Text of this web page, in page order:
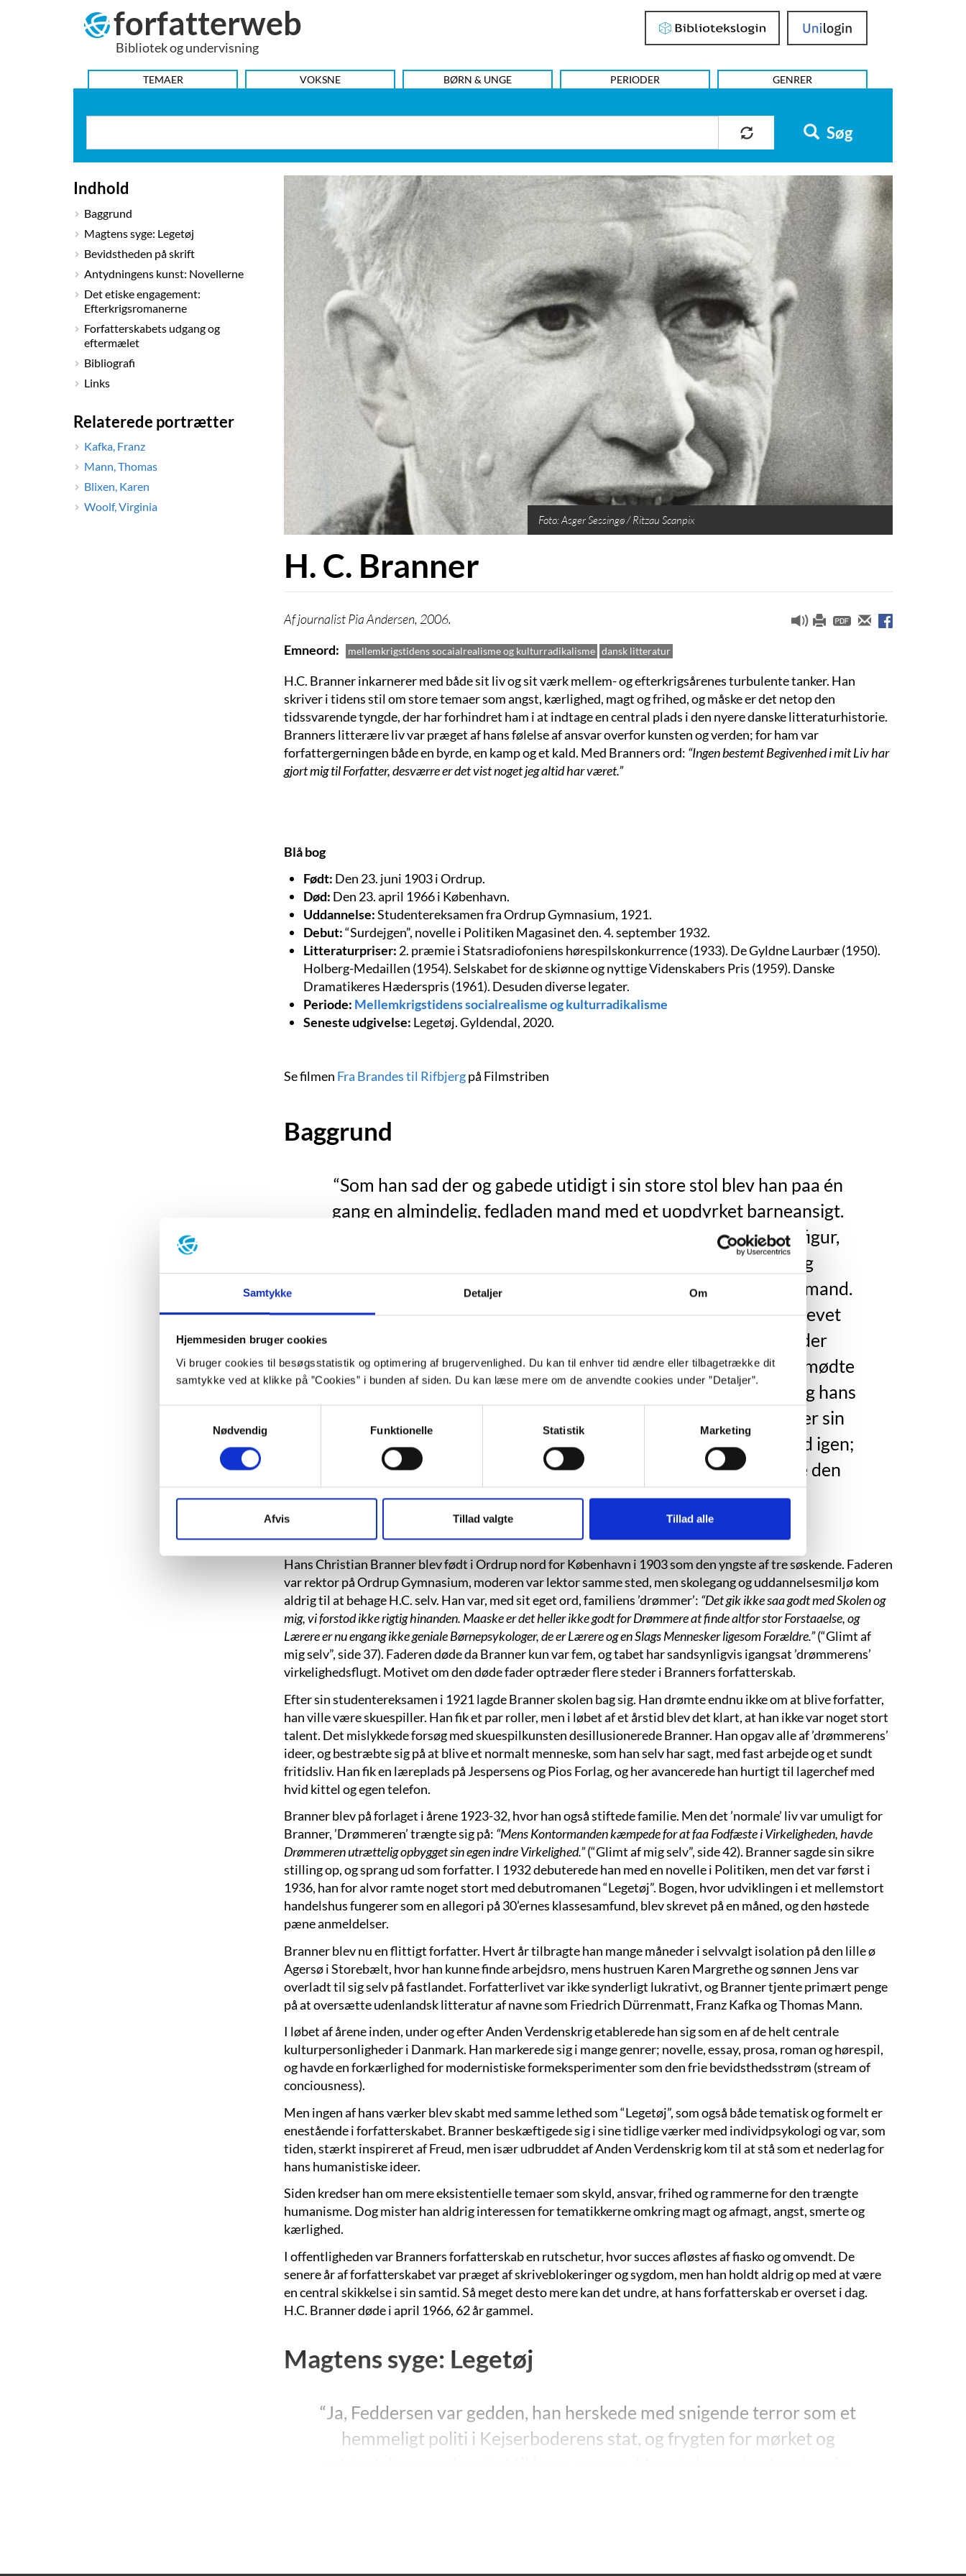
Samtykke Detaljer Om
Hjemmesiden bruger cookies
Vi bruger cookies til besøgsstatistik og optimering af brugervenlighed. Du kan til enhver tid ændre eller tilbagetrække dit
samtykke ved at klikke på ”Cookies” i bunden af siden. Du kan læse mere om de anvendte cookies under ”Detaljer”.
Nødvendig
Funktionelle Statistik Marketing
Afvis Tillad valgte Tillad alle
forfatterweb
Bibliotek og undervisning
Bibliotekslogin UniLogin
HOVEDMENU
TEMAER VOKSNE BØRN & UNGE PERIODER GENRER
Søg
Indhold
Baggrund
Magtens syge: Legetøj
Bevidstheden på skrift
Antydningens kunst: Novellerne
Det etiske engagement:
Efterkrigsromanerne
Forfatterskabets udgang og
eftermælet
Bibliografi
Links
Relaterede portrætter
Kafka, Franz
Mann, Thomas
Blixen, Karen
Woolf, Virginia
Foto: Asger Sessingø / Ritzau Scanpix
H. C. Branner
journalist Pia Andersen, 2006.
Emneord
mellemkrigstidens socaialrealisme og kulturradikalisme dansk litteratur
H.C. Branner inkarnerer med både sit liv og sit værk mellem- og efterkrigsårenes turbulente tanker. Han
skriver i tidens stil om store temaer som angst, kærlighed, magt og frihed, og måske er det netop den
tidssvarende tyngde, der har forhindret ham i at indtage en central plads i den nyere danske litteraturhistorie.
Branners litterære liv var præget af hans følelse af ansvar overfor kunsten og verden; for ham var
forfattergerningen både en byrde, en kamp og et kald. Med Branners ord: “Ingen bestemt Begivenhed i mit Liv har
gjort mig til Forfatter, desværre er det vist noget jeg altid har været.”
Blå bog
Født: Den 23. juni 1903 i Ordrup.
Død: Den 23. april 1966 i København.
Uddannelse:Studentereksamen fra Ordrup Gymnasium, 1921.
Debut:“Surdejgen”, novelle i Politiken Magasinet den. 4. september 1932.
Litteraturpriser: 2. præmie i Statsradiofoniens hørespilskonkurrence (1933). De Gyldne Laurbær (1950).
Holberg-Medaillen (1954). Selskabet for de skiønne og nyttige Videnskabers Pris (1959). Danske
Dramatikeres Hæderspris (1961). Desuden diverse legater.
Periode: Mellemkrigstidens socialrealisme og kulturradikalisme
Seneste udgivelse: Legetøj. Gyldendal, 2020.
Se filmen Fra Brandes til Rifbjergpå Filmstriben
Baggrund
“Som han sad der og gabede utidigt i sin store stol blev han paa én
gang en almindelig, fedladen mand med et uopdyrket barneansigt.
Hans tøj var syet af en god skrædder og gav ham en normal figur,
men inden under havde ogsaa hans krop noget barnligt og
tilbageblevent ved sig, urimelig glat og trind af en stor, voksen mand.
Maaske var den krop en fejl fra fødslen, og maaske var den blevet
saadan af alle slags tanker og indflydelser - i hvert fald var der
morgener, hvor Herman Kejser følte had til sin egen krop: den mødte
ham hvid og fremmed i spejlet som en genstridig formløshed, og hans
drømme om en fri og lykkelig udfoldelse havde den kvalt under sin
døde tynge. Men endnu var drømmen om magt og ærgerrighed igen;
den voksede sig tyk med kroppen, og Herman Kejser nærede den
med bøger om Napoleon.”
Hans Christian Branner blev født i Ordrup nord for København i 1903 som den yngste af tre søskende. Faderen
var rektor på Ordrup Gymnasium, moderen var lektor samme sted, men skolegang og uddannelsesmiljø kom
aldrig til at behage H.C. selv. Han var, med sit eget ord, familiens ’drømmer’: “Det gik ikke saa godt med Skolen og
mig, vi forstod ikke rigtig hinanden. Maaske er det heller ikke godt for Drømmere at finde altfor stor Forstaaelse, og
Lærere er nu engang ikke geniale Børnepsykologer, de er Lærere og en Slags Mennesker ligesom Forældre.”(“Glimt af
mig selv”, side 37). Faderen døde da Branner kun var fem, og tabet har sandsynligvis igangsat ’drømmerens’
virkelighedsflugt. Motivet om den døde fader optræder flere steder i Branners forfatterskab.
Efter sin studentereksamen i 1921 lagde Branner skolen bag sig. Han drømte endnu ikke om at blive forfatter,
han ville være skuespiller. Han fik et par roller, men i løbet af et årstid blev det klart, at han ikke var noget stort
talent. Det mislykkede forsøg med skuespilkunsten desillusionerede Branner. Han opgav alle af ’drømmerens’
ideer, og bestræbte sig på at blive et normalt menneske, som han selv har sagt, med fast arbejde og et sundt
fritidsliv. Han fik en læreplads på Jespersens og Pios Forlag, og her avancerede han hurtigt til lagerchef med
hvid kittel og egen telefon.
Branner blev på forlaget i årene 1923-32, hvor han også stiftede familie. Men det ’normale’ liv var umuligt for
Branner, ’Drømmeren’ trængte sig på: “Mens Kontormanden kæmpede for at faa Fodfæste i Virkeligheden, havde
Drømmeren utrættelig opbygget sin egen indre Virkelighed.”(“Glimt af mig selv”, side 42). Branner sagde sin sikre
stilling op, og sprang ud som forfatter. I 1932 debuterede han med en novelle i Politiken, men det var først i
1936, han for alvor ramte noget stort med debutromanen “Legetøj”. Bogen, hvor udviklingen i et mellemstort
handelshus fungerer som en allegori på 30’ernes klassesamfund, blev skrevet på en måned, og den høstede
pæne anmeldelser.
Branner blev nu en flittigt forfatter. Hvert år tilbragte han mange måneder i selvvalgt isolation på den lille ø
Agersø i Storebælt, hvor han kunne finde arbejdsro, mens hustruen Karen Margrethe og sønnen Jens var
overladt til sig selv på fastlandet. Forfatterlivet var ikke synderligt lukrativt, og Branner tjente primært penge
på at oversætte udenlandsk litteratur af navne som Friedrich Dürrenmatt, Franz Kafka og Thomas Mann.
I løbet af årene inden, under og efter Anden Verdenskrig etablerede han sig som en af de helt centrale
kulturpersonligheder i Danmark. Han markerede sig i mange genrer; novelle, essay, prosa, roman og hørespil,
og havde en forkærlighed for modernistiske formeksperimenter som den frie bevidsthedsstrøm (stream of
conciousness).
Men ingen af hans værker blev skabt med samme lethed som “Legetøj”, som også både tematisk og formelt er
enestående i forfatterskabet. Branner beskæftigede sig i sine tidlige værker med individpsykologi og var, som
tiden, stærkt inspireret af Freud, men især udbruddet af Anden Verdenskrig kom til at stå som et nederlag for
hans humanistiske ideer.
Siden kredser han om mere eksistentielle temaer som skyld, ansvar, frihed og rammerne for den trængte
humanisme. Dog mister han aldrig interessen for tematikkerne omkring magt og afmagt, angst, smerte og
kærlighed.
I offentligheden var Branners forfatterskab en rutschetur, hvor succes afløstes af fiasko og omvendt. De
senere år af forfatterskabet var præget af skriveblokeringer og sygdom, men han holdt aldrig op med at være
en central skikkelse i sin samtid. Så meget desto mere kan det undre, at hans forfatterskab er overset i dag.
H.C. Branner døde i april 1966, 62 år gammel.
Magtens syge: Legetøj
“Ja, Feddersen var gedden, han herskede med snigende terror som et
hemmeligt politi i Kejserboderens stat, og frygten for mørket og